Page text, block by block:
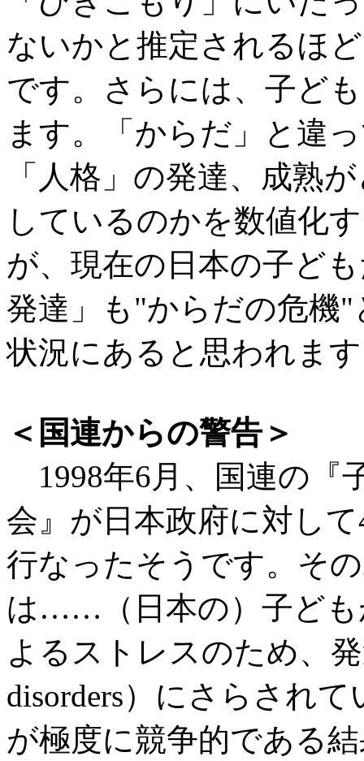
ないかと推定されるほ
です。さらには、子ど
ます。「からだ」と違
「人格」の発達、成熟
しているのかを数値化
が、現在の日本の子ど
発達」も"からだの危機
状況にあると思われま
＜国連からの警告＞
1998年6月、国連の『
会』が日本政府に対し
行なったそうです。そ
は……（日本の）子ども
よるストレスのため、
disorders）にさらされ
が極度に競争的である